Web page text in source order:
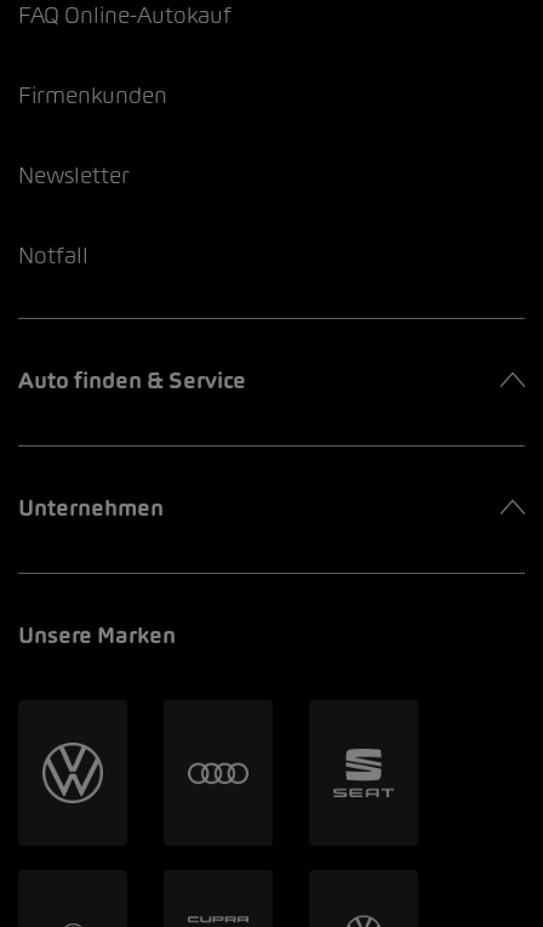
FAQ Online-Autokauf
Firmenkunden
Newsletter
Notfall
Auto finden & Service
Unternehmen
Unsere Marken